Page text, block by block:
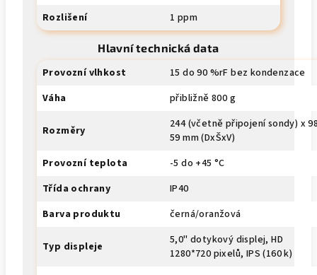
Rozlišení
1 ppm
Hlavní technická data
Provozní vlhkost
15 do 90 %rF bez kondenzace
Váha
přibližně 800 g
Rozměry
244 (včetně připojení sondy) x
59 mm (DxŠxV)
Provozní teplota
-5 do +45 °C
Třída ochrany
IP40
Barva produktu
černá/oranžová
Typ displeje
5,0" dotykový displej, HD
1280*720 pixelů, IPS (160 k)